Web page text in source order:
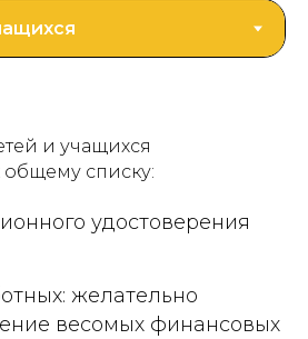
и учащихся
списку:
удостоверения
желательно
весомых финансовых